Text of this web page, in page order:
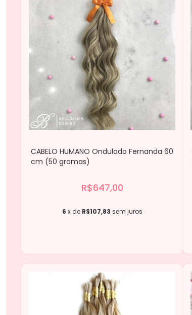
CABELO HUMANO Ondulado Fernanda 60
cm (50 gramas)
R$647,00
6 x de R$107,83 sem juros